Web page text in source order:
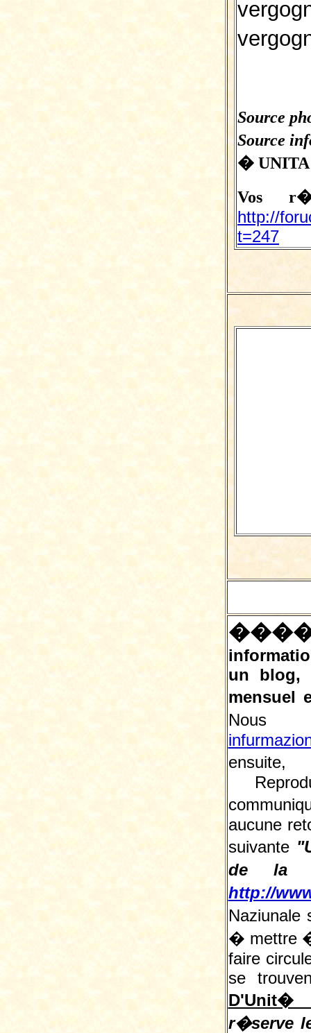
Source
Source
� UNITA
Vos
http://
t=247
un blog,
mensuel
Nous
ensuite,
aucune
suivante
de la
http://
� mettre
faire
se
D'Unit�
r�serve